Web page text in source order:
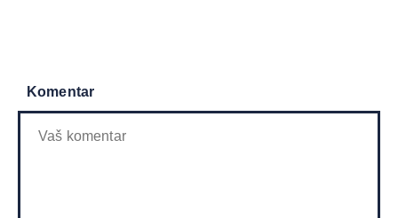
Komentar